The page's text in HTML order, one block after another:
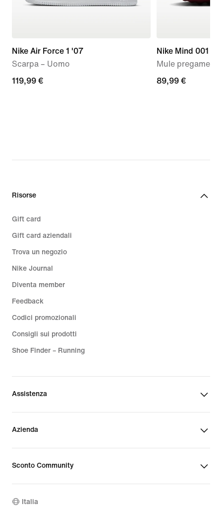
Nike Air Force 1 '07
Scarpa – Uomo
119,99
119,99 €
Nike Mind 001
Mule pregame –
89,99
89,99 €
Risorse
Gift card
Gift card aziendali
Trova un negozio
Nike Journal
Diventa member
Feedback
Codici promozionali
Consigli sui prodotti
Shoe Finder – Running
Assistenza
Azienda
Sconto Community
Italia